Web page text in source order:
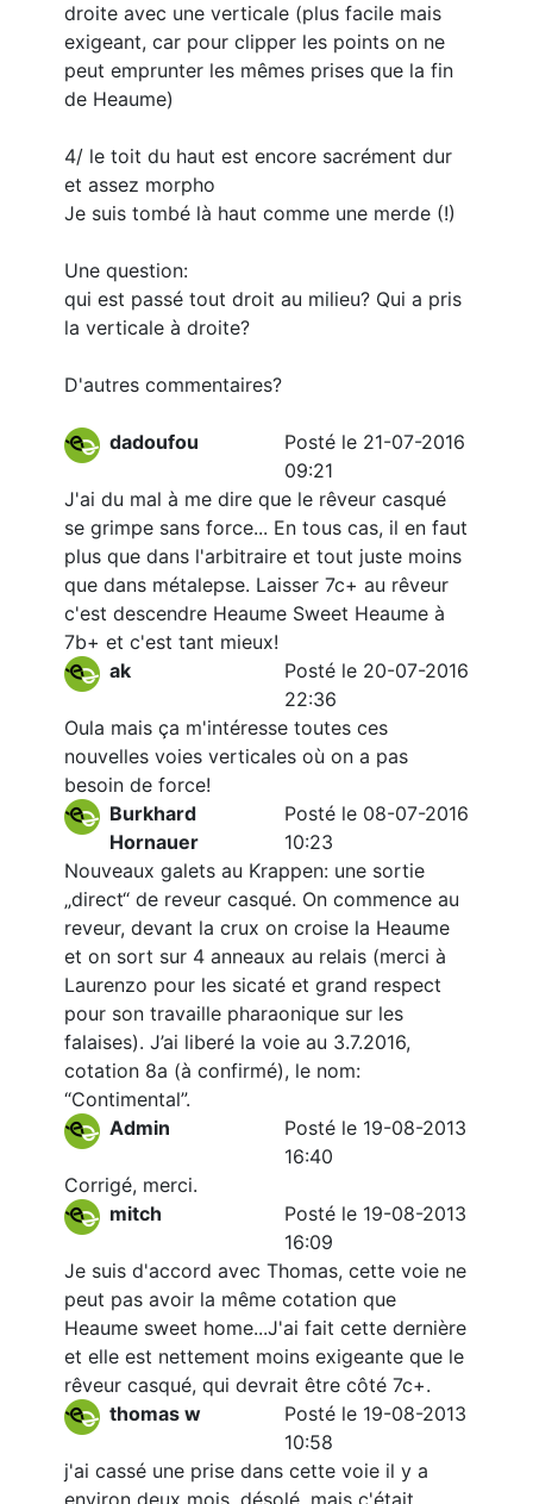
droite avec une verticale (plus facile mais
exigeant, car pour clipper les points on ne
peut emprunter les mêmes prises que la fin
de Heaume)
4/ le toit du haut est encore sacrément dur
et assez morpho
Je suis tombé là haut comme une merde (!)
Une question:
qui est passé tout droit au milieu? Qui a pris
la verticale à droite?
D'autres commentaires?
dadoufou
Posté le 21-07-2016
09:21
J'ai du mal à me dire que le rêveur casqué
se grimpe sans force... En tous cas, il en faut
plus que dans l'arbitraire et tout juste moins
que dans métalepse. Laisser 7c+ au rêveur
c'est descendre Heaume Sweet Heaume à
7b+ et c'est tant mieux!
ak
Posté le 20-07-2016
22:36
Oula mais ça m'intéresse toutes ces
nouvelles voies verticales où on a pas
besoin de force!
Burkhard
Hornauer
Posté le 08-07-2016
10:23
Nouveaux galets au Krappen: une sortie
„direct“ de reveur casqué. On commence au
reveur, devant la crux on croise la Heaume
et on sort sur 4 anneaux au relais (merci à
Laurenzo pour les sicaté et grand respect
pour son travaille pharaonique sur les
falaises). J’ai liberé la voie au 3.7.2016,
cotation 8a (à confirmé), le nom:
“Contimental”.
Admin
Posté le 19-08-2013
16:40
Corrigé, merci.
mitch
Posté le 19-08-2013
16:09
Je suis d'accord avec Thomas, cette voie ne
peut pas avoir la même cotation que
Heaume sweet home...J'ai fait cette dernière
et elle est nettement moins exigeante que le
rêveur casqué, qui devrait être côté 7c+.
thomas w
Posté le 19-08-2013
10:58
j'ai cassé une prise dans cette voie il y a
environ deux mois, désolé, mais c'était